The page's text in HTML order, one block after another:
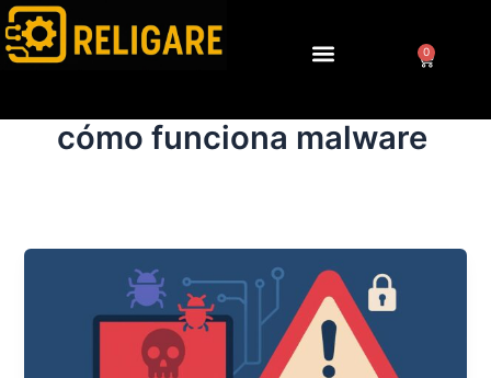
Ir
al
contenido
0
Cart
cómo funciona malware